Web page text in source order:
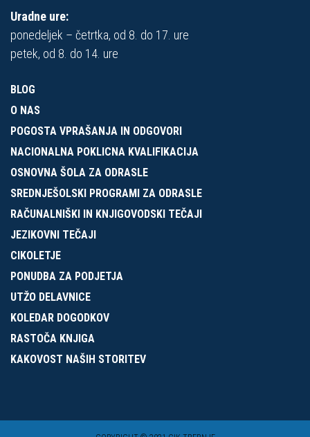
Uradne ure:
ponedeljek – četrtka, od 8. do 17. ure
petek, od 8. do 14. ure
BLOG
O NAS
POGOSTA VPRAŠANJA IN ODGOVORI
NACIONALNA POKLICNA KVALIFIKACIJA
OSNOVNA ŠOLA ZA ODRASLE
SREDNJEŠOLSKI PROGRAMI ZA ODRASLE
RAČUNALNIŠKI IN KNJIGOVODSKI TEČAJI
JEZIKOVNI TEČAJI
CIKOLETJE
PONUDBA ZA PODJETJA
UTŽO DELAVNICE
KOLEDAR DOGODKOV
RASTOČA KNJIGA
KAKOVOST NAŠIH STORITEV